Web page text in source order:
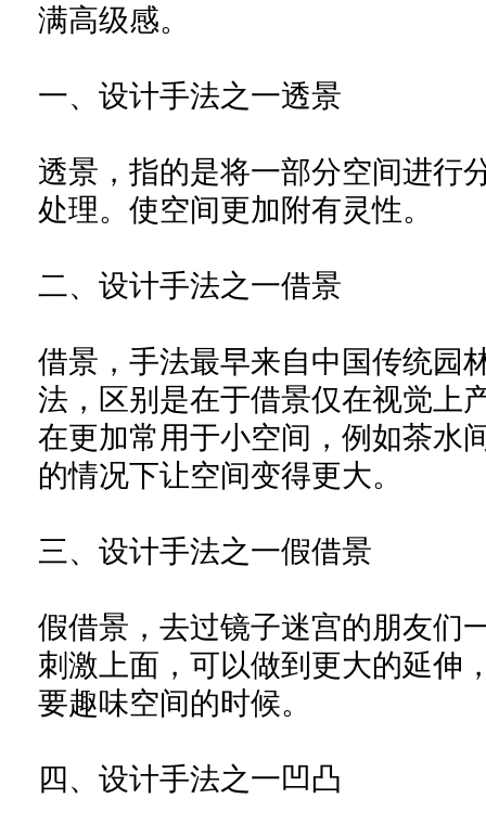
满高级感。
一、设计手法之一透景
透景，指的是将一部分空间进行
处理。使空间更加附有灵性。
二、设计手法之一借景
借景，手法最早来自中国传统园
法，区别是在于借景仅在视觉上
在更加常用于小空间，例如茶水
的情况下让空间变得更大。
三、设计手法之一假借景
假借景，去过镜子迷宫的朋友们
刺激上面，可以做到更大的延伸
要趣味空间的时候。
四、设计手法之一凹凸